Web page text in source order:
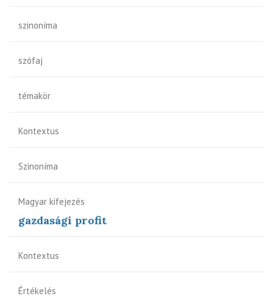
szinoníma
szófaj
témakör
Kontextus
Szinoníma
Magyar kifejezés
gazdasági profit
Kontextus
Értékelés